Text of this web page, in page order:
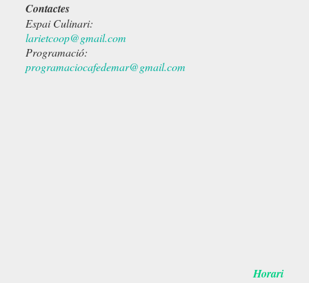
Contactes
Espai Culinari:
larietcoop@gmail.com
Programació:
programaciocafedemar@gmail.com
Horari